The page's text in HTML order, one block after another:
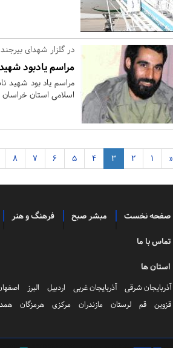
در گلزار شهدای
مراسم یادبود
مراسم یاد بود شهید
اسلامی استان خراسان
«
1
2
3
4
5
6
7
8
صفحه نخست مبشر صبح فرهنگ و هنر
تماس با ما
استان ها
آذربایجان شرقی آذربایجان غربی اردبیل البرز
قزوین
قم لرستان مازندران مرکزی هرمزگان